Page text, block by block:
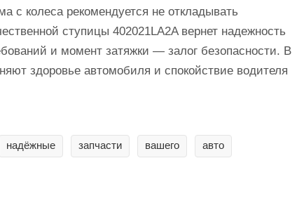
колеса рекомендуется не откладывать
ступицы 402021LA2A вернет надежность
и момент затяжки — залог безопасности. В
здоровье автомобиля и спокойствие водителя
надёжные запчасти вашего авто